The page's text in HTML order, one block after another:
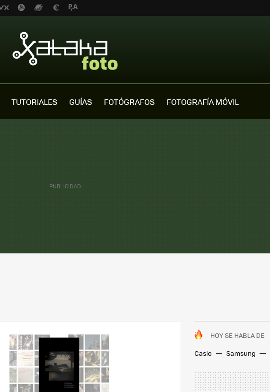
TUTORIALES GUÍAS FOTÓGRAFOS FOTOGRAFÍA MÓVIL
HOY SE HABLA DE
Casio
Samsung